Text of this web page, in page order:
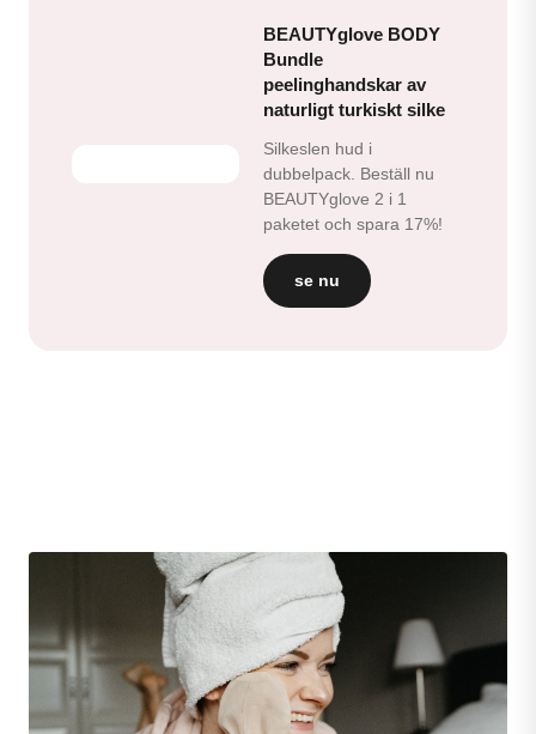
BEAUTYglove BODY
Bundle
peelinghandskar av
naturligt turkiskt silke
Silkeslen hud i
dubbelpack. Beställ nu
BEAUTYglove 2 i 1
paketet och spara 17%!
se nu